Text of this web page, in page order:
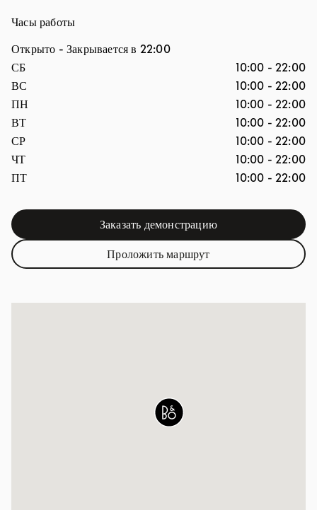
Часы работы
Открыто - Закрывается в 22:00
День недели
СБ 10:00 - 22:00
ВС
10:00 - 22:00
ПН
10:00 - 22:00
ВТ
10:00 - 22:00
СР
10:00 - 22:00
ЧТ
10:00 - 22:00
ПТ
10:00 - 22:00
Заказать демонстрацию
Link Opens in New Tab
Проложить маршрутLink Opens in New Tab